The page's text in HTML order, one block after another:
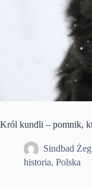
Król kundli – pomnik,
Sindbad
historia, Polska